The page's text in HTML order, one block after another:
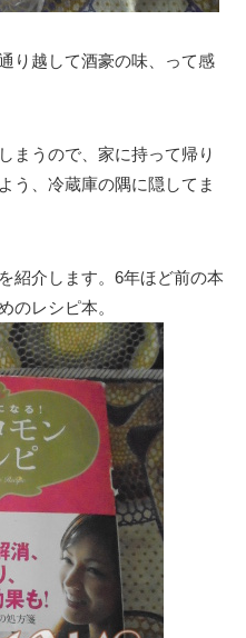
り越して酒豪の味、って感
まうので、家に持って帰り
う、冷蔵庫の隅に隠してま
紹介します。6年ほど前の本
のレシピ本。